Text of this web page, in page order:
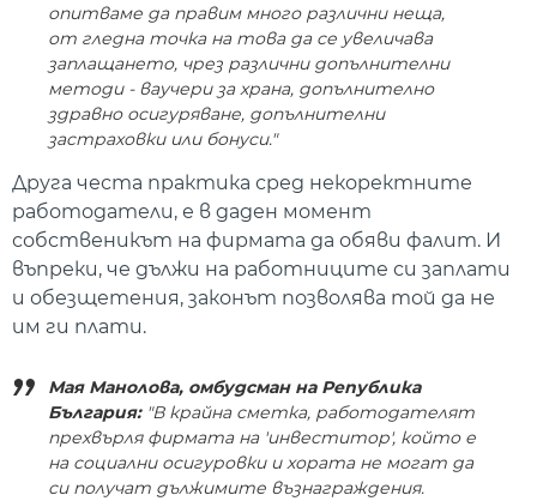
опитваме да правим много различни неща,
от гледна точка на това да се увеличава
заплащането, чрез различни допълнителни
методи - ваучери за храна, допълнително
здравно осигуряване, допълнителни
застраховки или бонуси."
Друга честа практика сред некоректните
работодатели, е в даден момент
собственикът на фирмата да обяви фалит. И
въпреки, че дължи на работниците си заплати
и обезщетения, законът позволява той да не
им ги плати.
Мая Манолова, омбудсман на Република
България:"В крайна сметка, работодателят
прехвърля фирмата на 'инвеститор', който е
на социални осигуровки и хората не могат да
си получат дължимите възнаграждения.